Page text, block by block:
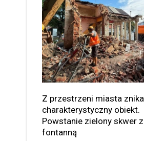
Z przestrzeni miasta znika
charakterystyczny obiekt.
Powstanie zielony skwer z
fontanną